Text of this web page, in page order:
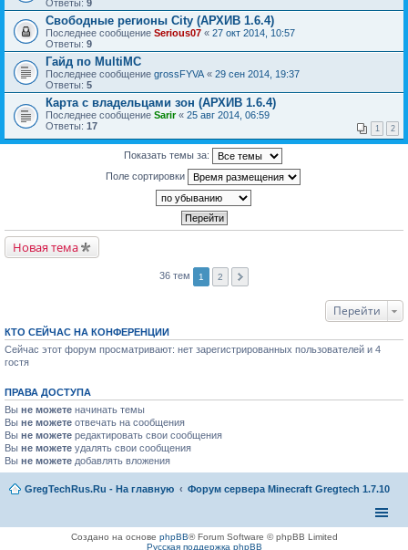
Ответы: 9
Свободные регионы City (АРХИВ 1.6.4)
Последнее сообщение Serious07 « 27 окт 2014, 10:57
Ответы: 9
Гайд по MultiMC
Последнее сообщение grossFYVA « 29 сен 2014, 19:37
Ответы: 5
Карта с владельцами зон (АРХИВ 1.6.4)
Последнее сообщение Sarir« 25 авг 2014, 06:59
Ответы: 17 1 2
Показать темы за:
Поле сортировки
Новая тема
36 тем 1 2
Перейти
КТО СЕЙЧАС НА КОНФЕРЕНЦИИ
Сейчас этот форум просматривают: нет зарегистрированных пользователей и 4
гостя
ПРАВА ДОСТУПА
Вы не можете начинать темы
Вы не можете отвечать на сообщения
Вы не можете редактировать свои сообщения
Вы не можете удалять свои сообщения
Вы не можете добавлять вложения
GregTechRus.Ru - На главную Форум сервера Minecraft Gregtech 1.7.10
Создано на основе phpBB® Forum Software © phpBB Limited
Русская поддержка phpBB